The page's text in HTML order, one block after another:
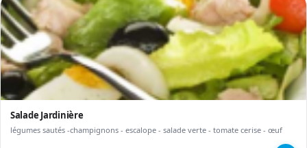
Salade Jardinière
légumes sautés -champignons - escalope - salade verte - tomate cerise - œuf